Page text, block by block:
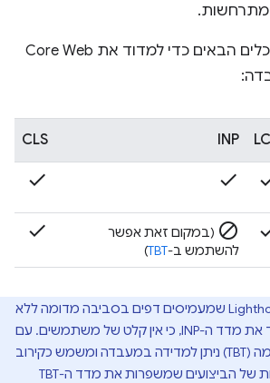
אפשר להשתמש בכלים הבאים כדי למדוד את Core Web
INP
CLS
check
block
(במקום זאת אפשר
להשתמש ב-TBT
)
כלים כמו Lighthouse שמעמיסים דפים בסביבה מדומה ללא
משתמש לא יכולים למדוד את מדד ה-INP, כי אין קלט של משתמשים. עם
זאת, מדד סה"כ זמן חסימה (TBT) ניתן למדידה במעבדה ומשמש כקירוב
למדד ה-INP. אופטימיזציות של הביצועים שמשפרות את מדד ה-TBT